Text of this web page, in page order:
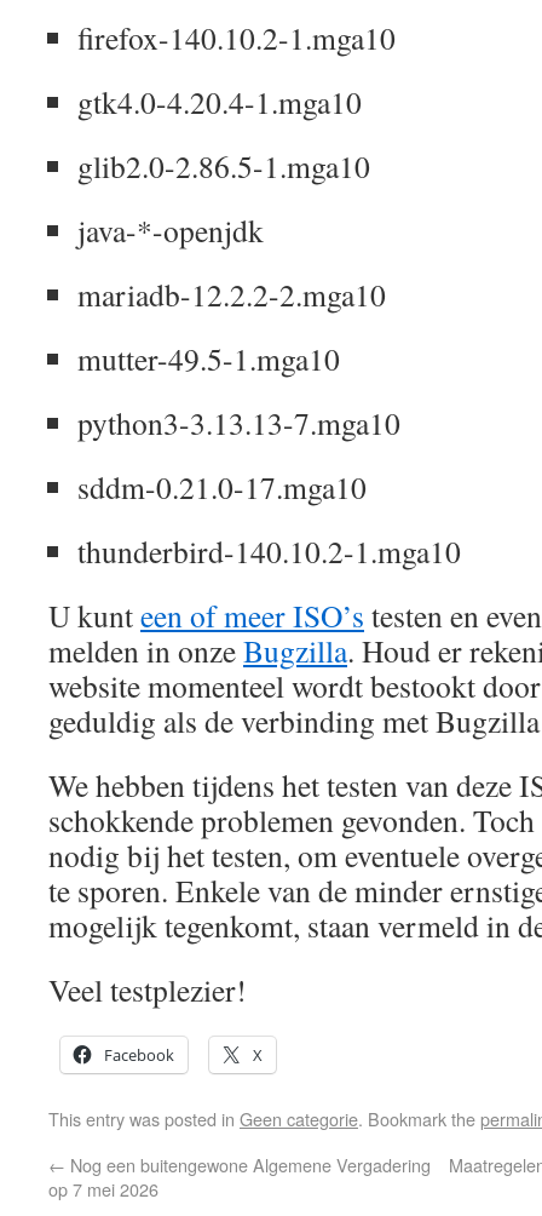
firefox-140.10.2-1.mga10
gtk4.0-4.20.4-1.mga10
glib2.0-2.86.5-1.mga10
java-*-openjdk
mariadb-12.2.2-2.mga10
mutter-49.5-1.mga10
python3-3.13.13-7.mga10
sddm-0.21.0-17.mga10
thunderbird-140.10.2-1.mga10
U kunteen of meer ISO’s testen en
melden in onzeBugzilla. Houd er
website momenteel wordt bestookt
geduldig als de verbinding met
We hebben tijdens het testen van deze
schokkende problemen gevonden.
nodig bij het testen, om eventuele
te sporen. Enkele van de minder
mogelijk tegenkomt, staan ​​vermeld in
Veel testplezier!
Facebook X
This entry was posted in Geen categorie. Bookmark the
← Nog een buitengewone Algemene Vergadering
op 7 mei 2026